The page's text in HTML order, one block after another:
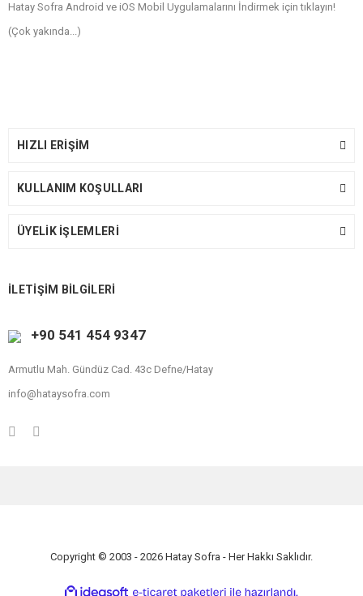
Hatay Sofra Android ve iOS Mobil Uygulamalarını İndirmek için tıklayın!
(Çok yakında...)
HIZLI ERİŞİM
KULLANIM KOŞULLARI
ÜYELİK İŞLEMLERİ
İLETİŞİM BİLGİLERİ
+90 541 454 9347
Armutlu Mah. Gündüz Cad. 43c Defne/Hatay
info@hataysofra.com
Copyright © 2003 - 2026 Hatay Sofra - Her Hakkı Saklıdır.
ideasoft e-